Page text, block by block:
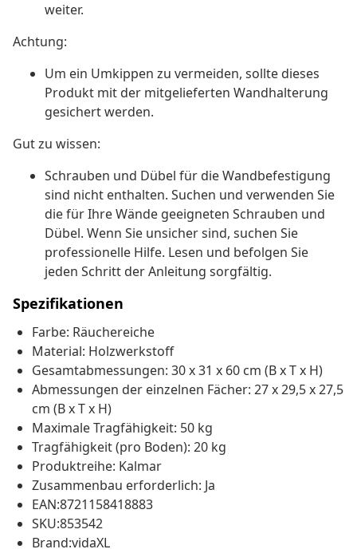
weiter.
Achtung:
Um ein Umkippen zu vermeiden, sollte dieses
Produkt mit der mitgelieferten Wandhalterung
gesichert werden.
Gut zu wissen:
Schrauben und Dübel für die Wandbefestigung
sind nicht enthalten. Suchen und verwenden Sie
die für Ihre Wände geeigneten Schrauben und
Dübel. Wenn Sie unsicher sind, suchen Sie
professionelle Hilfe. Lesen und befolgen Sie
jeden Schritt der Anleitung sorgfältig.
Spezifikationen
Farbe: Räuchereiche
Material: Holzwerkstoff
Gesamtabmessungen: 30 x 31 x 60 cm (B x T x H)
Abmessungen der einzelnen Fächer: 27 x 29,5 x 27,5
cm (B x T x H)
Maximale Tragfähigkeit: 50 kg
Tragfähigkeit (pro Boden): 20 kg
Produktreihe: Kalmar
Zusammenbau erforderlich: Ja
EAN:8721158418883
SKU:853542
Brand:vidaXL